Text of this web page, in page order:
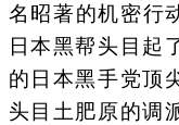
名昭著的机密行
日本黑帮头目起
的日本黑手党顶
头目土肥原的调